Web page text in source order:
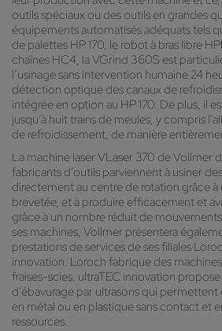
outils spéciaux ou des outils en grandes
équipements automatisés adéquats tels
de palettes HP 170, le robot à bras libre
chaînes HC4, la VGrind 360S est
l’usinage sans intervention humaine 24
détection optique des canaux de
intégrée en option au HP 170. De plus, il
jusqu’à huit trains de meules, y compris
de refroidissement, de manière
La machine laser VLaser 370 de Vollmer
fabricants d’outils parviennent à usiner
directement au centre de rotation grâce
brevetée, et à produire efficacement et
grâce à un nombre réduit de
ses machines, Vollmer présentera
prestations de services de ses filiales
innovation. Loroch fabrique des
fraises-scies. ultraTEC innovation
d’ébavurage par ultrasons qui permettent
en métal ou en plastique sans contact et
ressources.